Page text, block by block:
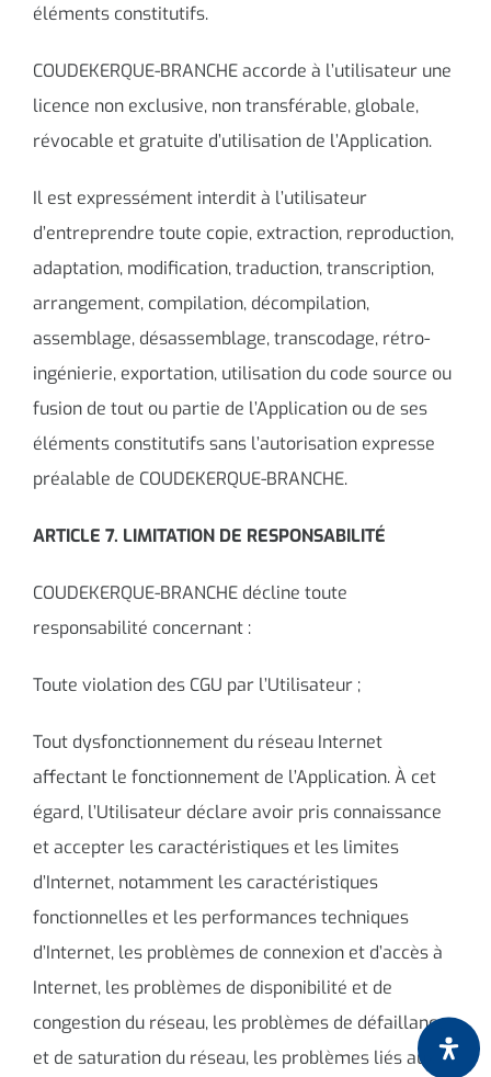
éléments constitutifs.
COUDEKERQUE-BRANCHE accorde à l’utilisateur une
licence non exclusive, non transférable, globale,
révocable et gratuite d’utilisation de l’Application.
Il est expressément interdit à l’utilisateur
d’entreprendre toute copie, extraction, reproduction,
adaptation, modification, traduction, transcription,
arrangement, compilation, décompilation,
assemblage, désassemblage, transcodage, rétro-
ingénierie, exportation, utilisation du code source ou
fusion de tout ou partie de l’Application ou de ses
éléments constitutifs sans l’autorisation expresse
préalable de COUDEKERQUE-BRANCHE.
ARTICLE 7. LIMITATION DE RESPONSABILITÉ
COUDEKERQUE-BRANCHE décline toute
responsabilité concernant :
Toute violation des CGU par l’Utilisateur ;
Tout dysfonctionnement du réseau Internet
affectant le fonctionnement de l’Application. À cet
égard, l’Utilisateur déclare avoir pris connaissance
et accepter les caractéristiques et les limites
d’Internet, notamment les caractéristiques
fonctionnelles et les performances techniques
d’Internet, les problèmes de connexion et d’accès à
Internet, les problèmes de disponibilité et de
congestion du réseau, les problèmes de défaillance
et de saturation du réseau, les problèmes liés aux